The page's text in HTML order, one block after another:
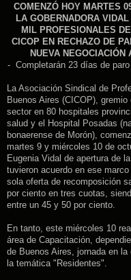
COMENZÓ HOY MARTES
LA GOBERNADORA
MIL PROFESIONALES
CICOP EN RECHAZO DE
NUEVA
- Completarán 23 días de
La Asociación Sindical de
Buenos Aires (CICOP),
sector en 80 hospitales
salud y el Hospital Posadas
bonaerense de Morón),
martes 9 y miércoles 10 de
Eugenia Vidal de apertura de
tuvieron acuerdo en ese
sola oferta de recomposición
por ciento en tres cuotas,
entre un 45 y 50 por ciento.
En tanto, este miércoles 10
área de Capacitación,
de Buenos Aires, jornada en
la temática "Residentes".